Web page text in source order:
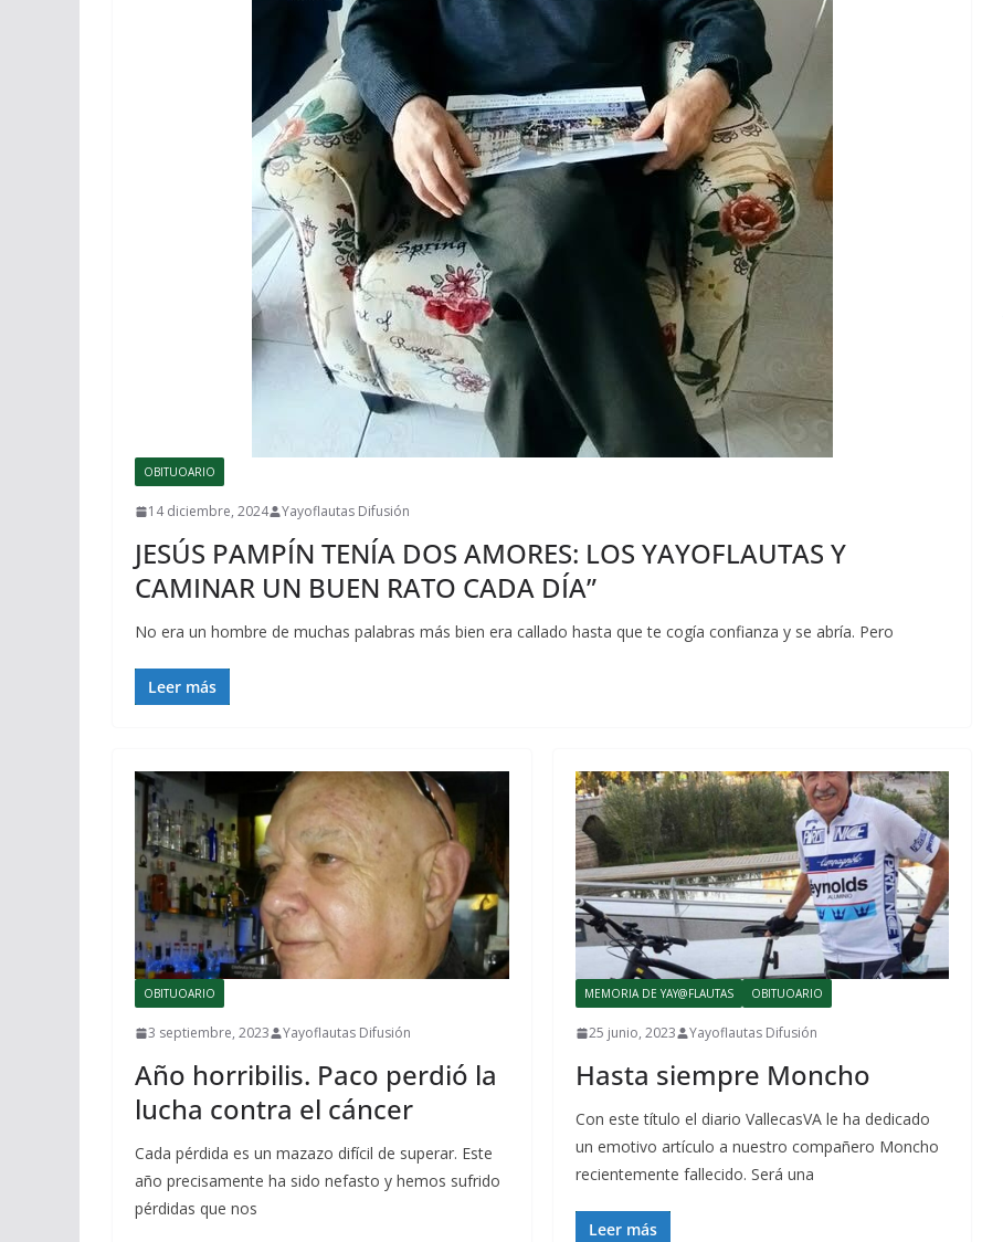
OBITUOARIO
14 diciembre, 2024 Yayoflautas Difusión
JESÚS PAMPÍN TENÍA DOS AMORES: LOS YAYOFLAUTAS Y
CAMINAR UN BUEN RATO CADA DÍA”
No era un hombre de muchas palabras más bien era callado hasta que te cogía confianza y se abría. Pero
Leer más
OBITUOARIO
3 septiembre, 2023 Yayoflautas Difusión
Año horribilis. Paco perdió la
lucha contra el cáncer
Cada pérdida es un mazazo difícil de superar. Este
año precisamente ha sido nefasto y hemos sufrido
pérdidas que nos
MEMORIA DE YAY@FLAUTAS OBITUOARIO
25 junio, 2023 Yayoflautas Difusión
Hasta siempre Moncho
Con este título el diario VallecasVA le ha dedicado
un emotivo artículo a nuestro compañero Moncho
recientemente fallecido. Será una
Leer más